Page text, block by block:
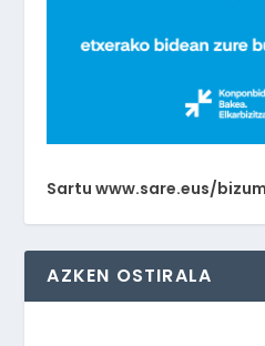
Sartu www.sare.eus/
AZKEN OSTIRALA